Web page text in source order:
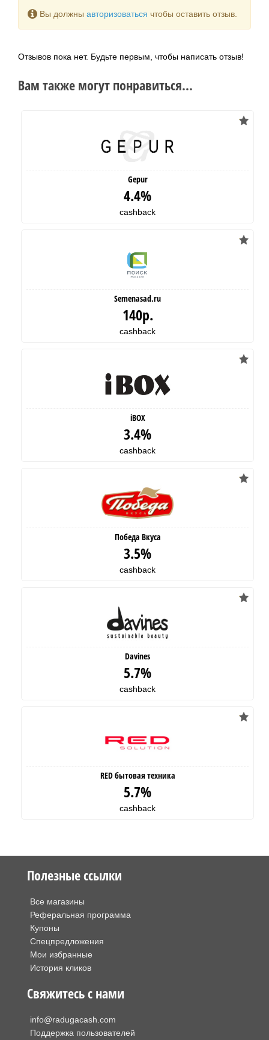
Вы должны авторизоваться чтобы оставить отзыв.
Отзывов пока нет. Будьте первым, чтобы написать отзыв!
Вам также могут понравиться...
Gepur
4.4%
cashback
Semenasad.ru
140р.
cashback
iBOX
3.4%
cashback
Победа Вкуса
3.5%
cashback
Davines
5.7%
cashback
RED бытовая техника
5.7%
cashback
Полезные ссылки
Все магазины
Реферальная программа
Купоны
Спецпредложения
Мои избранные
История кликов
Свяжитесь с нами
info@radugacash.com
Поддержка пользователей